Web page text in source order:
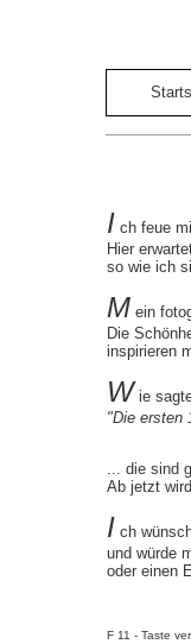
I ch feue
Hier
so wie ich
M ein
Die
inspirieren
W ie
"Die ersten
... die sind
Ab jetzt
I ch
und würde
oder einen
F 11 - Taste